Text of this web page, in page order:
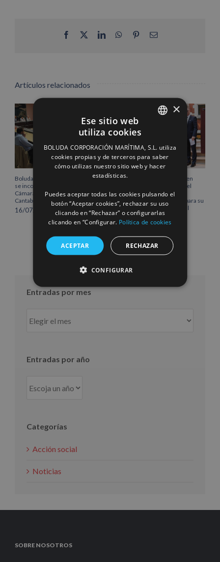
Facebook LinkedInWhatsApp
PinterestCorreo
Artículos relacionados
Boluda Corporación Marítima
se incorpora al Pleno de la
Cámara de Comercio de
Cantabria
16/07/2026
Boluda inaugura su sede en
Róterdam, consolidando el
norte de Europa como un
centro estratégico clave para su
crecimiento internacional
10/07/2026
Entradas por mes
por
Entradas por año
Categorías
Acción social
Noticias
SOBRE NOSOTROS
ENGLISH
FRENCH
×
Ese sitio web
utiliza cookies
BOLUDA CORPORACIÓN MARÍTIMA, S.L. utiliza
cookies propias y de terceros para saber
cómo utilizas nuestro sitio web y hacer
estadísticas.
Puedes aceptar todas las cookies pulsando el
botón “Aceptar cookies”, rechazar su uso
clicando en “Rechazar” o configurarlas
clicando en “Configurar. Política de cookies
ACEPTAR RECHAZAR
CONFIGURAR